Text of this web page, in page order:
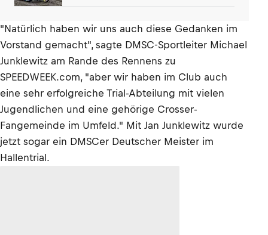
"Natürlich haben wir uns auch diese Gedanken im
Vorstand gemacht", sagte DMSC-Sportleiter Michael
Junklewitz am Rande des Rennens zu
SPEEDWEEK.com, "aber wir haben im Club auch
eine sehr erfolgreiche Trial-Abteilung mit vielen
Jugendlichen und eine gehörige Crosser-
Fangemeinde im Umfeld." Mit Jan Junklewitz wurde
jetzt sogar ein DMSCer Deutscher Meister im
Hallentrial.